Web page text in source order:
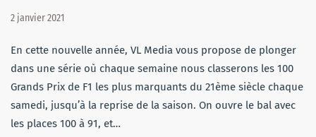
2 janvier 2021
En cette nouvelle année, VL Media vous propose de plonger
dans une série où chaque semaine nous classerons les 100
Grands Prix de F1 les plus marquants du 21ème siècle chaque
samedi, jusqu’à la reprise de la saison. On ouvre le bal avec
les places 100 à 91, et…